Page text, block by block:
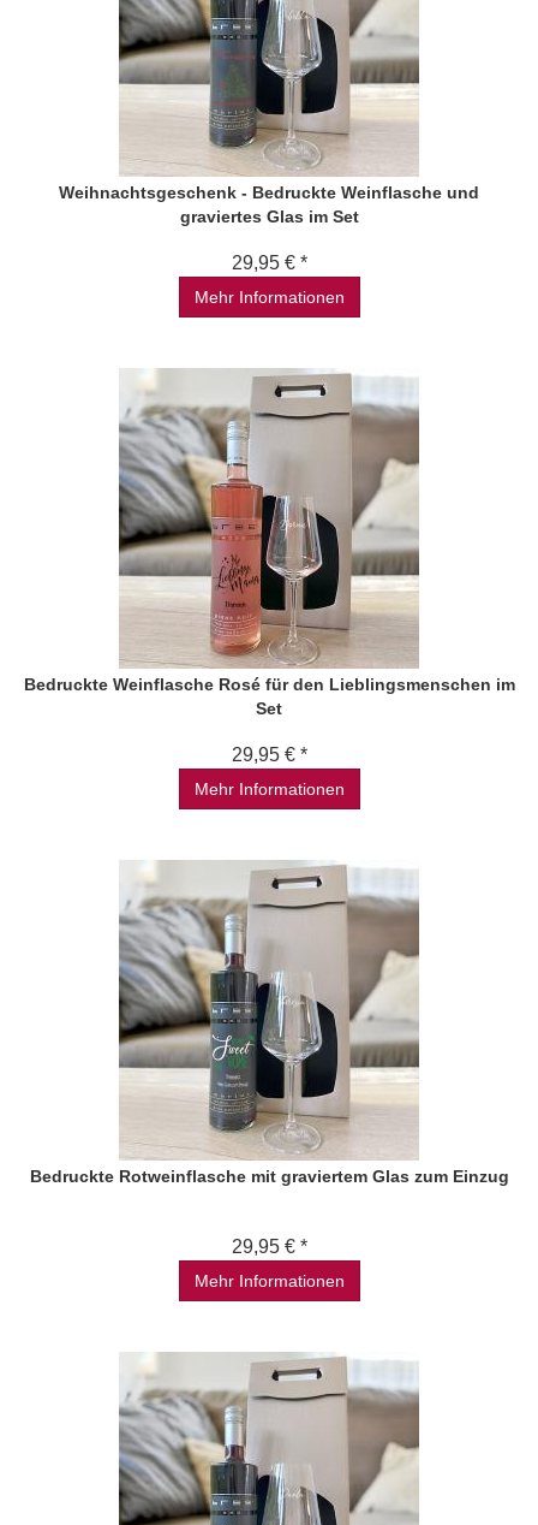
Weihnachtsgeschenk - Bedruckte Weinflasche und
graviertes Glas im Set
29,95 € *
Mehr Informationen
Bedruckte Weinflasche Rosé für den Lieblingsmenschen im
Set
29,95 € *
Mehr Informationen
Bedruckte Rotweinflasche mit graviertem Glas zum Einzug
29,95 € *
Mehr Informationen